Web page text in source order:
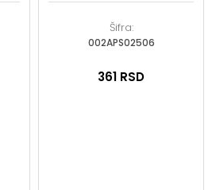
Šifra:
002APS02506
361 RSD